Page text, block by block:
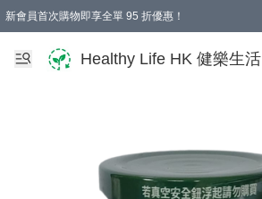
新會員首次購物即享全單 95 折優惠！
Healthy Life HK 健樂生活